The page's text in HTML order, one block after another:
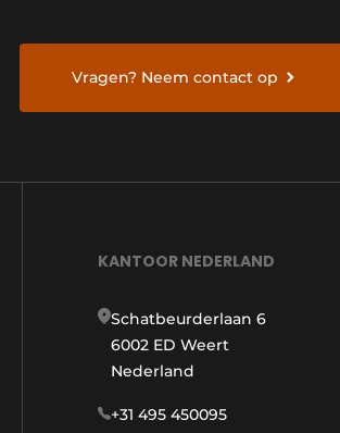
Vragen? Neem contact op
KANTOOR NEDERLAND
Schatbeurderlaan 6
6002 ED Weert
Nederland
+31 495 450095